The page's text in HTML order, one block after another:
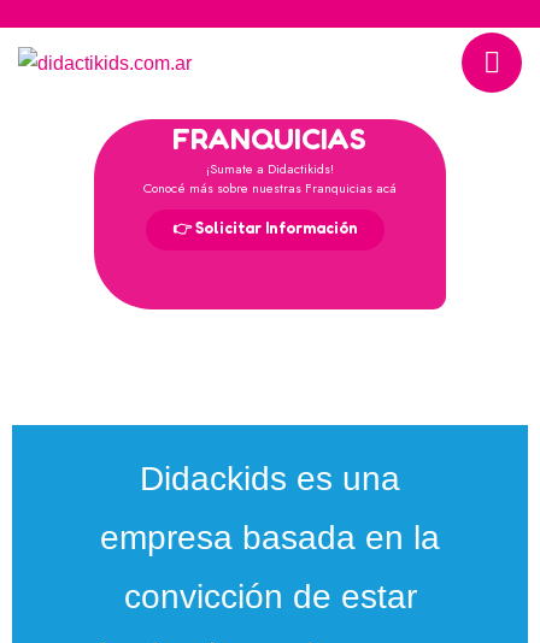
¡Sumate a Didactikids!
Conocé más sobre nuestras Franquicias acá
FRANQUICIAS
👉 Solicitar Información
Didackids es una
empresa basada en la
convicción de estar